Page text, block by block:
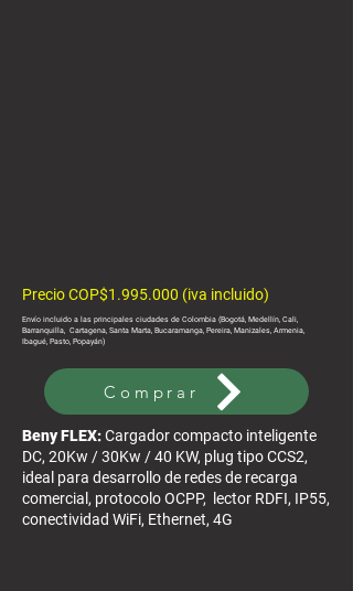
Precio COP$1.995.000 (iva incluido)
Envío incluido a las principales ciudades de Colombia (Bogotá, Medellín, Cali,
Barranquilla, Cartagena, Santa Marta, Bucaramanga, Pereira, Manizales, Armenia,
Ibagué, Pasto, Popayán)
Comprar
Beny FLEX:Cargador compacto inteligente
DC, 20Kw / 30Kw / 40 KW, plug tipo CCS2,
ideal para desarrollo de redes de recarga
comercial, protocolo OCPP, lector RDFI, IP55,
conectividad WiFi, Ethernet, 4G